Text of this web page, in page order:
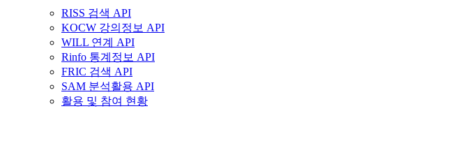
RISS 검색 API
KOCW 강의정보 API
WILL 연계 API
Rinfo 통계정보 API
FRIC 검색 API
SAM 분석활용 API
활용 및 참여 현황